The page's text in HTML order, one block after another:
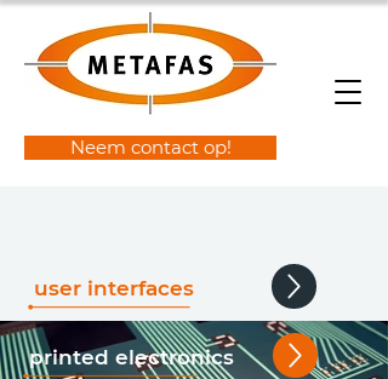
Neem contact op!
user interfaces
printed electronics